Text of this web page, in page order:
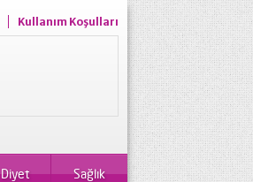
Kullanım Koşulları
Diyet Sağlık